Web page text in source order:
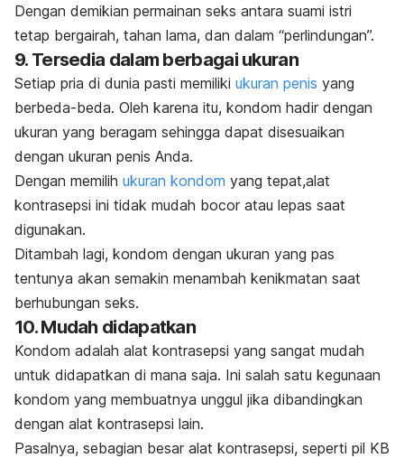
Dengan demikian permainan seks antara suami istri
tetap bergairah, tahan lama, dan dalam “perlindungan”.
9. Tersedia dalam berbagai ukuran
Setiap pria di dunia pasti memiliki ukuran penis yang
berbeda-beda. Oleh karena itu, kondom hadir dengan
ukuran yang beragam sehingga dapat disesuaikan
dengan ukuran penis Anda.
Dengan memilih ukuran kondom yang tepat,alat
kontrasepsi ini tidak mudah bocor atau lepas saat
digunakan.
Ditambah lagi, kondom dengan ukuran yang pas
tentunya akan semakin menambah kenikmatan saat
berhubungan seks.
10. Mudah didapatkan
Kondom adalah alat kontrasepsi yang sangat mudah
untuk didapatkan di mana saja. Ini salah satu kegunaan
kondom yang membuatnya unggul jika dibandingkan
dengan alat kontrasepsi lain.
Pasalnya, sebagian besar alat kontrasepsi, seperti pil KB